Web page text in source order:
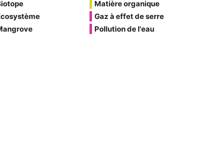
Matière organique
Gaz à effet de serre
Pollution de l'eau